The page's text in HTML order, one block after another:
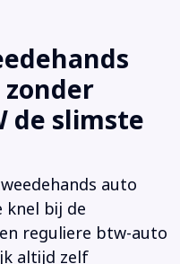
de slimste
auto
knel bij de
reguliere btw-auto
altijd zelf